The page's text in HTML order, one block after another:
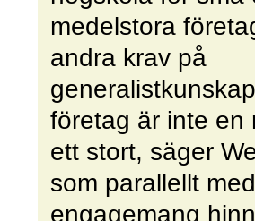
medelstora
andra krav på
företag är inte en
ett stort, säger
som parallellt
engagemang